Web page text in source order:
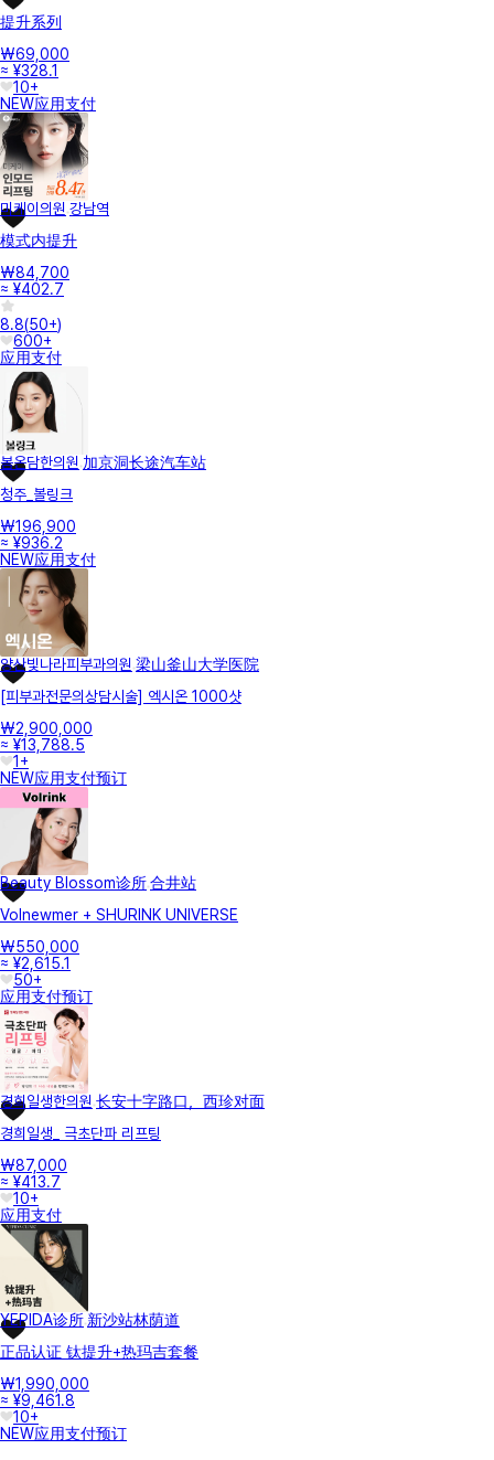
提升系列
₩69,000
≈ ¥328.1
10+
NEW应用支付
미케이의원 강남역
模式内提升
₩84,700
≈ ¥402.7
8.8(50+)
600+
应用支付
봄온담한의원 加京洞长途汽车站
청주_볼링크
₩196,900
≈ ¥936.2
NEW应用支付
양산빛나라피부과의원 梁山釜山大学医院
[피부과전문의상담시술] 엑시온 1000샷
₩2,900,000
≈ ¥13,788.5
1+
NEW应用支付预订
Beauty Blossom诊所合井站
Volnewmer + SHURINK UNIVERSE
₩550,000
≈ ¥2,615.1
50+
应用支付预订
경희일생한의원 长安十字路口，西珍对面
경희일생_ 극초단파 리프팅
₩87,000
≈ ¥413.7
10+
应用支付
YEPIDA诊所 新沙站林荫道
正品认证 钛提升+热玛吉套餐
₩1,990,000
≈ ¥9,461.8
10+
NEW应用支付预订